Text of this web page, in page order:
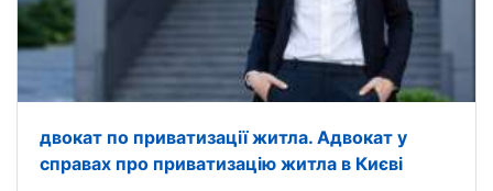
двокат по приватизації житла. Адвокат у
справах про приватизацію житла в Києві